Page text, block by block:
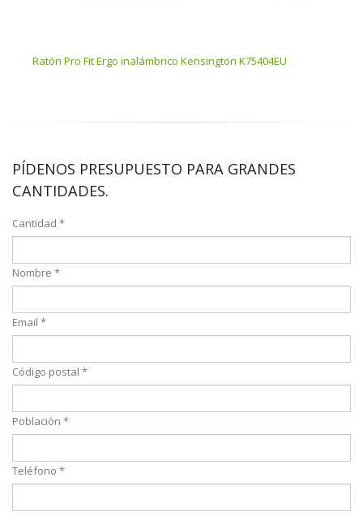
Ratón Pro Fit Ergo inalámbrico Kensington K75404EU
PÍDENOS PRESUPUESTO PARA GRANDES
CANTIDADES.
Cantidad *
Nombre *
Email *
Código postal *
Población *
Teléfono *